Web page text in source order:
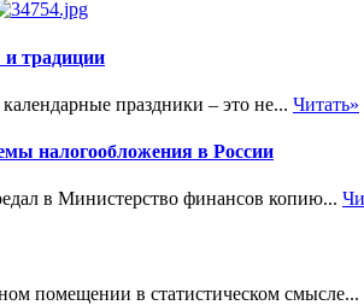
и традиции
календарные праздники – это не... Читать»
налогообложения в России
в Министерство финансов копию...
помещении в статистическом смысле...